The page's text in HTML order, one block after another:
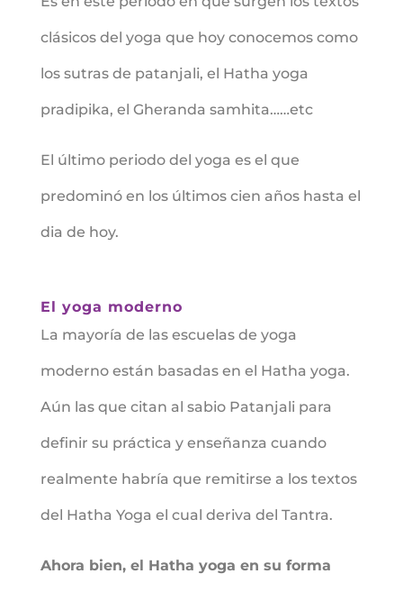
clásicos del yoga que hoy conocemos como
los sutras de patanjali, el Hatha yoga
pradipika, el Gheranda samhita……etc
El último periodo del yoga es el que
predominó en los últimos cien años hasta el
dia de hoy.
El yoga moderno
La mayoría de las escuelas de yoga
moderno están basadas en el Hatha yoga.
Aún las que citan al sabio Patanjali para
definir su práctica y enseñanza cuando
realmente habría que remitirse a los textos
del Hatha Yoga el cual deriva del Tantra.
Ahora bien, el Hatha yoga en su forma